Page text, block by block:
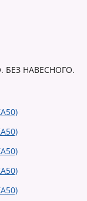
БЕЗ НАВЕСНОГО.